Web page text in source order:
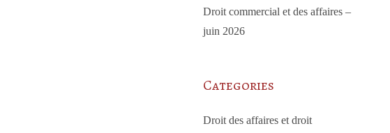
Droit commercial et des affaires –
juin 2026
Categories
Droit des affaires et droit